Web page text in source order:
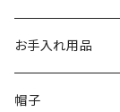
お手入れ用品
帽子